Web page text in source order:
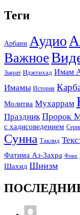
Теги
Арбаин Аудио
Важное
Зьярат Иджтихад Имам
Имамы История
Молитва Мухаррам
Праздник Пророк
с хадисоведением
Сунна Таклид
Фатима Аз-Захра Фикх
Шахид Шиизм